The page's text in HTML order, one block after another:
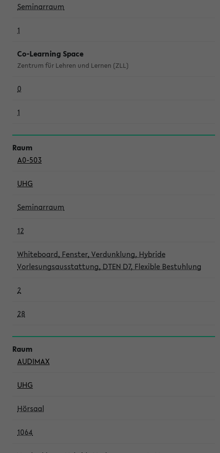
Seminarraum
1
Co-Learning Space
Zentrum für Lehren und Lernen (ZLL)
0
1
A0-503
UHG
Seminarraum
12
Whiteboard, Fenster, Verdunklung, Hybride
Vorlesungsausstattung, DTEN D7, Flexible Bestuhlung
2
28
AUDIMAX
UHG
Hörsaal
1064